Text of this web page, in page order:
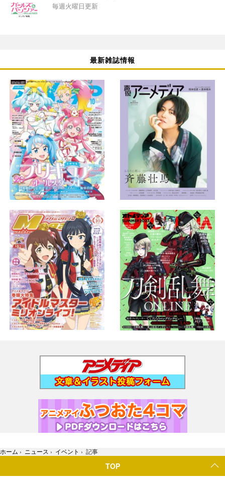
毎週火曜日更新
最新雑誌情報
ホーム › ニュース › イベント › 記事
TOP